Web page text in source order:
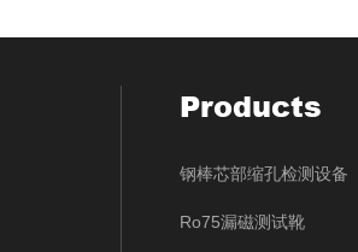
Products
钢棒芯部缩孔检测设备
Ro75漏磁测试靴